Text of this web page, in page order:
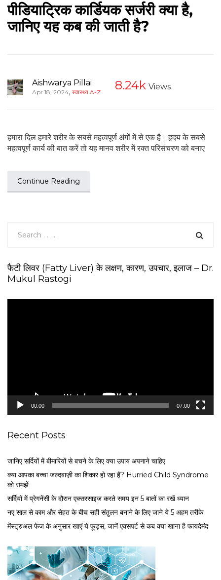
पीडियाट्रिक कार्डियक सर्जरी क्या है,
जानिए यह कब की जाती है?
Aishwarya Pillai
Apr 18, 2024, स्वास्थ्य A-Z 8.24k Views
हमारा दिल हमारे शरीर के सबसे महत्वपूर्ण अंगों में से एक है। हृदय के सबसे
महत्वपूर्ण कार्य की बात करें तो यह मानव शरीर में रक्त परिसंचरण को बनाए
Continue Reading
फैटी लिवर (Fatty Liver) के लक्षण, कारण, उपचार, इलाज – Dr.
Mukul Rastogi
00:00 07:00
Recent Posts
जानिए सर्दियों में बीमारियों से बचने के लिए क्या उपाय अपनाने चाहिए
क्या आपका बच्चा जल्दबाज़ी का शिकार हो रहा है? Hurried Child Syndrome
को समझें
सर्द‍ियों में प्रेगनेंसी के दौरान एक्सरसाइज करते समय इन 5 बातों का रखें ध्यान
नए साल से काम और सेहत के बीच सही संतुलन बनाने के लिए जाने ये 5 अहम तरीके
मेंस्ट्रुअल फेज के अनुसार खाएं ये फूड्स, जानें एक्सपर्ट से कब क्या खाना है फायदेमंद